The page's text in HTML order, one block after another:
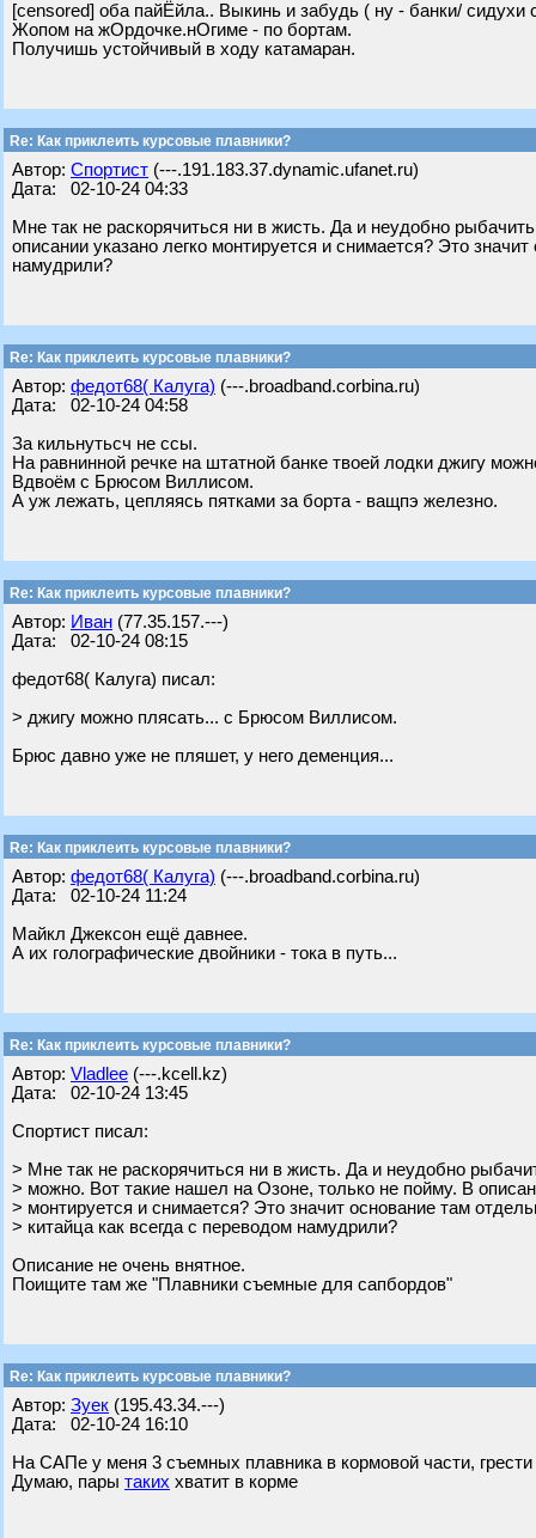
[censored] оба пайЁйла.. Выкинь и забудь ( ну - банки/ сидухи
Жопом на жОрдочке.нОгиме - по бортам.
Получишь устойчивый в ходу катамаран.
Re: Как приклеить курсовые плавники?
Автор: Спортист (---.191.183.37.dynamic.ufanet.ru)
Дата: 02-10-24 04:33
Мне так не раскорячиться ни в жисть. Да и неудобно
описании указано легко монтируется и снимается? Это
намудрили?
Re: Как приклеить курсовые плавники?
Автор: федот68( Калуга) (---.broadband.corbina.ru)
Дата: 02-10-24 04:58
За кильнутьсч не ссы.
На равнинной речке на штатной банке твоей лодки джигу
Вдвоём с Брюсом Виллисом.
А уж лежать, цепляясь пятками за борта - ващпэ железно.
Re: Как приклеить курсовые плавники?
Автор: Иван (77.35.157.---)
Дата: 02-10-24 08:15
федот68( Калуга) писал:
> джигу можно плясать... с Брюсом Виллисом.
Брюс давно уже не пляшет, у него деменция...
Re: Как приклеить курсовые плавники?
Автор: федот68( Калуга) (---.broadband.corbina.ru)
Дата: 02-10-24 11:24
Майкл Джексон ещё давнее.
А их голографические двойники - тока в путь...
Re: Как приклеить курсовые плавники?
Автор: Vladlee (---.kcell.kz)
Дата: 02-10-24 13:45
Спортист писал:
> Мне так не раскорячиться ни в жисть. Да и неудобно
> можно. Вот такие нашел на Озоне, только не пойму. В
> монтируется и снимается? Это значит основание там
> китайца как всегда с переводом намудрили?
Описание не очень внятное.
Поищите там же "Плавники съемные для сапбордов"
Re: Как приклеить курсовые плавники?
Автор: Зуек (195.43.34.---)
Дата: 02-10-24 16:10
На САПе у меня 3 съемных плавника в кормовой части,
Думаю, пары таких хватит в корме